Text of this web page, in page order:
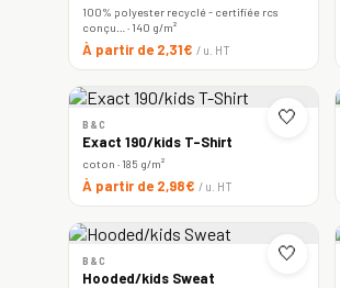
100% polyester recyclé - certifiée rcs
conçu… · 140 g/m²
À partir de 2,31€ / u. HT
🤍
B&C
Exact 190/kids T-Shirt
coton · 185 g/m²
À partir de 2,98€ / u. HT
🤍
B&C
Hooded/kids Sweat